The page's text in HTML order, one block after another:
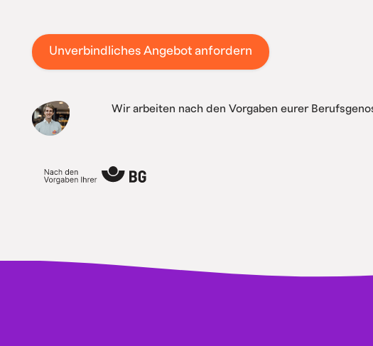
Unverbindliches Angebot anfordern
Wir arbeiten nach den Vorgaben eurer